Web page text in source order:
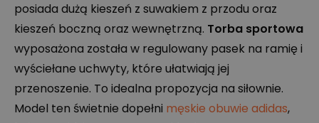
posiada dużą kieszeń z suwakiem z przodu oraz
kieszeń boczną oraz wewnętrzną. Torba sportowa
wyposażona została w regulowany pasek na ramię i
wyściełane uchwyty, które ułatwiają jej
przenoszenie. To idealna propozycja na siłownie.
Model ten świetnie dopełni męskie obuwie adidas,